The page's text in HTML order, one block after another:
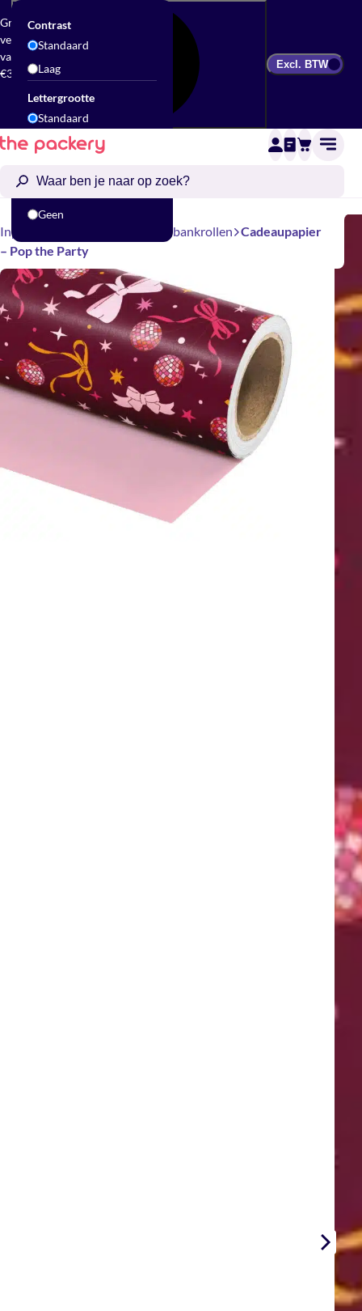
Gratis
verzending
vanaf
€300
Contrast
Standaard
Laag
Lettergrootte
Standaard
Groot
Geen
Excl. BTW
Inpakken Toonbankrollen Cadeaupapier
– Pop the Party